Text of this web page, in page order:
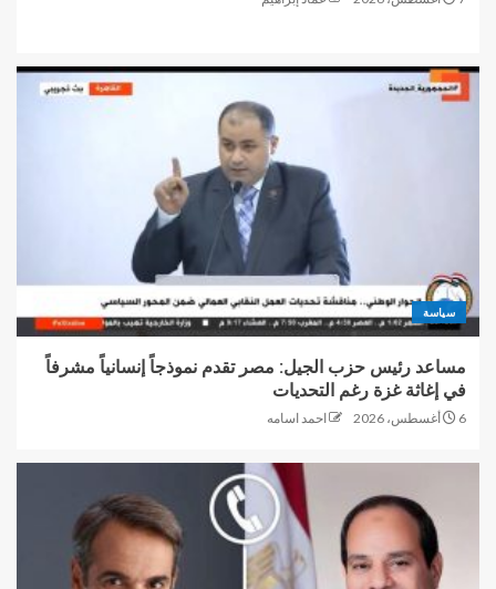
سياسة
مساعد رئيس حزب الجيل: مصر تقدم نموذجاً إنسانياً مشرفاً
في إغاثة غزة رغم التحديات
6 أغسطس، 2026 احمد اسامه